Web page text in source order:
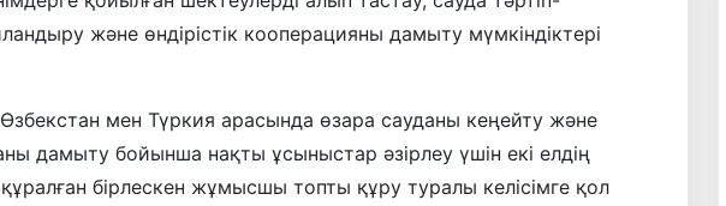
және өндірістік кооперацияны дамыту мүмкіндіктері
мен Түркия арасында өзара сауданы кеңейту және
дамыту бойынша нақты ұсыныстар әзірлеу үшін екі елдің
бірлескен жұмысшы топты құру туралы келісімге қол